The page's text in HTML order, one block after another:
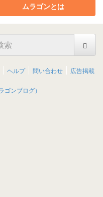
ムラゴンとは
ヘルプ 問い合わせ 広告掲載
ゴンブログ）